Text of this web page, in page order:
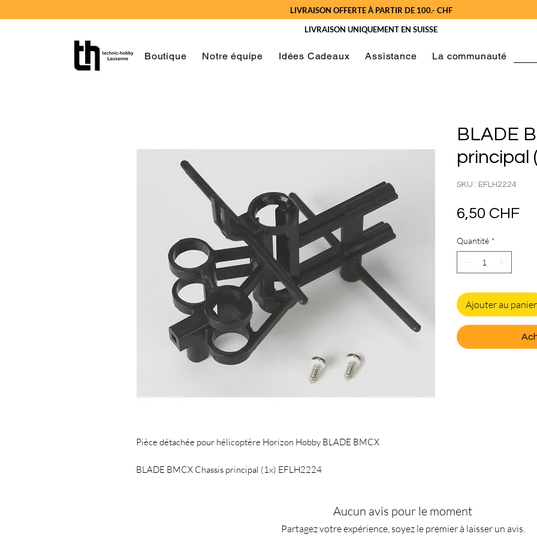
LIVRAISON OFFERTE À PARTIR DE 100.- CHF
LIVRAISON UNIQUEMENT EN SUISSE
Boutique Notre équipe Idées Cadeaux Assistance La communauté
Pièce détachée pour hélicoptère Horizon Hobby BLADE BMCX
BLADE BMCX Chassis principal (1x) EFLH2224
BLADE
principal
SKU : EFLH2224
6,50 CHF
Quantité *
Ajouter au panier
Aucun avis pour le moment
Partagez votre expérience, soyez le premier à laisser un avis.